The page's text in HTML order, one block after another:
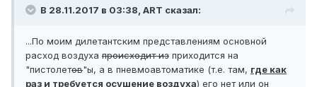
В 28.11.2017 в 03:38, ART сказал:
...По моим дилетантским представлениям основной
расход воздуха происходит из приходится на
"пистолетов"ы, а в пневмоавтоматике (т.е. там, где как
раз и требуется осушение воздуха) его нет или он